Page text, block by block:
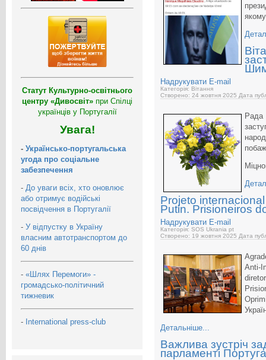
Статут Культурно-освітнього
центру «Дивосвіт» при Спілці
українців у Португалії
Увага!
- Українсько-португальська
угода про соціальне
забезпечення
- До уваги всіх, хто оновлює
або отримує водійські
посвідчення в Португалії
- У відпустку в Україну
власним автотранспортом до
60 днів
- «Шлях Перемоги» -
громадсько-політичний
тижневик
- International press-club
Надрукувати E-mail
Категорія: Вітання
Створено: 24 жовтня 2025 Дата
Рада
Projeto
Putin. Prisioneiros
Надрукувати E-mail
Категорія: SOS Ukrania pt
Створено: 19 жовтня 2025 Дата
Anti-
Детальніше...
Важлива зустріч
парламенті